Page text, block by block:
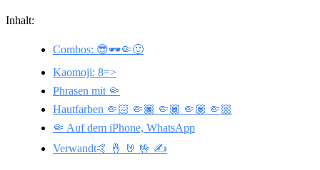
Inhalt:
Combos: 😎🕶️🤏🙂
Kaomoji: 8=>
Phrasen mit 🤏
Hautfarben 🤏🏻 🤏🏿 🤏🏾 🤏🏽 🤏🏼
🤏 Auf dem iPhone, WhatsApp
Verwandt🤙 🤞 🤘 🤟 ✍️